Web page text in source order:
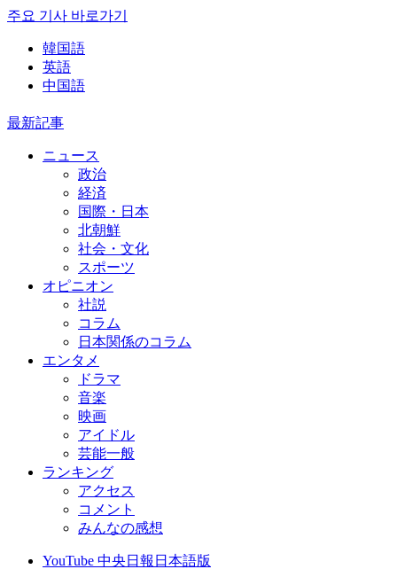
주요 기사 바로가기
韓国語
英語
中国語
最新記事
ニュース
政治
経済
国際・日本
北朝鮮
社会・文化
スポーツ
オピニオン
社説
コラム
日本関係のコラム
エンタメ
ドラマ
音楽
映画
アイドル
芸能一般
ランキング
アクセス
コメント
みんなの感想
YouTube 中央日報日本語版